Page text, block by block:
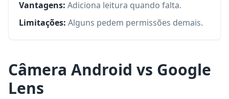
Vantagens: Adiciona leitura quando falta.
Limitações: Alguns pedem permissões demais.
Câmera Android vs Google
Lens